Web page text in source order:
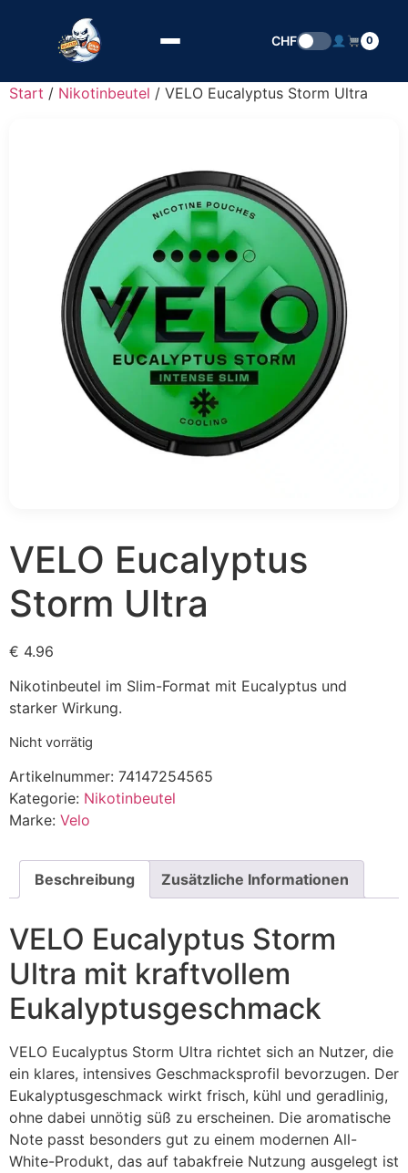
CHF 0
Start / Nikotinbeutel / VELO Eucalyptus Storm Ultra
VELO Eucalyptus
Storm Ultra
€ 4.96
Nikotinbeutel im Slim-Format mit Eucalyptus und
starker Wirkung.
Nicht vorrätig
Artikelnummer: 74147254565
Kategorie: Nikotinbeutel
Marke: Velo
Beschreibung Zusätzliche Informationen
VELO Eucalyptus Storm
Ultra mit kraftvollem
Eukalyptusgeschmack
VELO Eucalyptus Storm Ultra richtet sich an Nutzer, die
ein klares, intensives Geschmacksprofil bevorzugen. Der
Eukalyptusgeschmack wirkt frisch, kühl und geradlinig,
ohne dabei unnötig süß zu erscheinen. Die aromatische
Note passt besonders gut zu einem modernen All-
White-Produkt, das auf tabakfreie Nutzung ausgelegt ist